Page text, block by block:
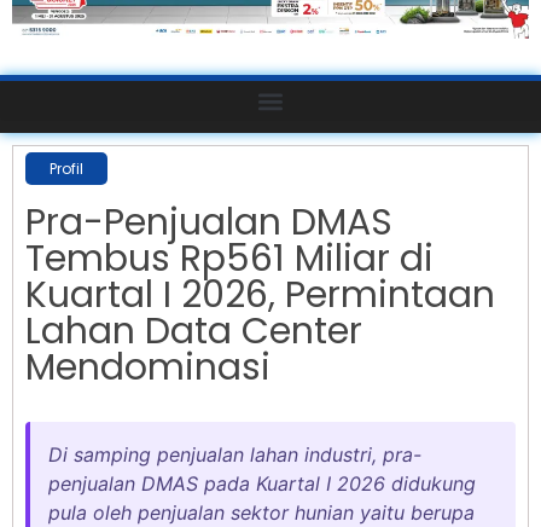
Profil
Pra-Penjualan DMAS
Tembus Rp561 Miliar di
Kuartal I 2026, Permintaan
Lahan Data Center
Mendominasi
Di samping penjualan lahan industri, pra-
penjualan DMAS pada Kuartal I 2026 didukung
pula oleh penjualan sektor hunian yaitu berupa